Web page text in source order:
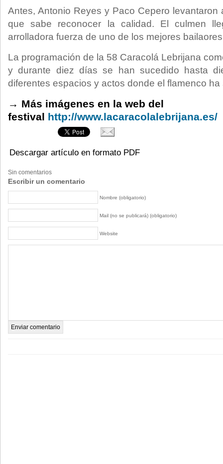
Antes, Antonio Reyes y Paco Cepero
que sabe reconocer la calidad. El culmen
arrolladora fuerza de uno de los mejores
La programación de la 58 Caracolá Lebrijana
y durante diez días se han sucedido hasta
diferentes espacios y actos donde el flamenco
→ Más imágenes en la web del
festival http://www.lacaracolalebrijana.es/
Descargar artículo en formato PDF
Sin comentarios
Escribir un comentario
Nombre (obligatorio)
Mail (no se publicará) (obligatorio)
Website